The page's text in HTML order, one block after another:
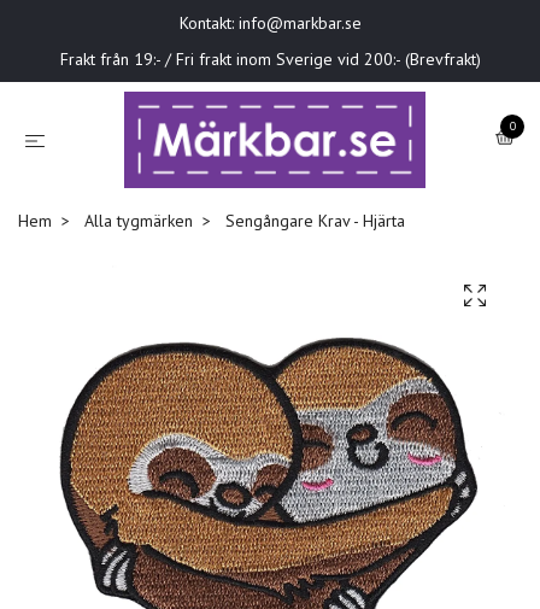
Kontakt: info@markbar.se
Frakt från 19:- / Fri frakt inom Sverige vid 200:- (Brevfrakt)
0
Hem Alla tygmärken Sengångare Krav - Hjärta